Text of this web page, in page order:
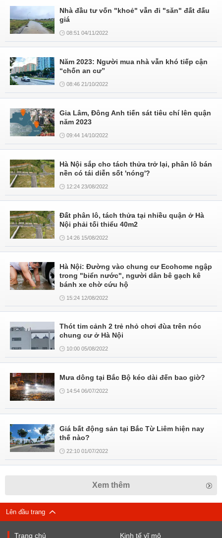
Nhà đầu tư vốn "khoẻ" vẫn đi "săn" đất đấu
giá
08:51 04/11/2022
Năm 2023: Người mua nhà vẫn khó tiếp cận
“chốn an cư”
08:46 21/10/2022
Gia Lâm, Đông Anh tiến sát tiêu chí lên quận
năm 2023
09:44 14/10/2022
Hà Nội sắp cho tách thửa trở lại, phân lô bán
nền có tái diễn sốt 'nóng'?
12:24 23/08/2022
Đất phân lô, tách thửa tại nhiều quận ở Hà
Nội phải tối thiểu 40m2
14:26 15/08/2022
Hà Nội: Đường vào chung cư Ecohome ngập
trong "biển nước", người dân bê gạch kê
bánh xe chờ cứu hộ
15:24 12/08/2022
Thót tim cảnh 2 trẻ nhỏ chơi đùa trên nóc
chung cư ở Hà Nội
10:00 05/08/2022
Mưa dông tại Bắc Bộ kéo dài đến bao giờ?
14:54 06/07/2022
Giá bất động sản tại Bắc Từ Liêm hiện nay
thế nào?
22:10 01/07/2022
Xem thêm
Lên đầu trang
Trang chủ Kinh tế vĩ mô